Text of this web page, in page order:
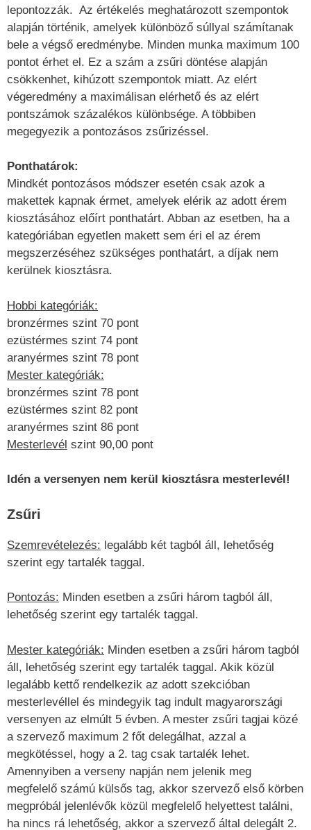
lepontozzák. Az értékelés meghatározott szempontok
alapján történik, amelyek különböző súllyal számítanak
bele a végső eredménybe. Minden munka maximum 100
pontot érhet el. Ez a szám a zsűri döntése alapján
csökkenhet, kihúzott szempontok miatt. Az elért
végeredmény a maximálisan elérhető és az elért
pontszámok százalékos különbsége. A többiben
megegyezik a pontozásos zsűrizéssel.
Ponthatárok:
Mindkét pontozásos módszer esetén csak azok a
makettek kapnak érmet, amelyek elérik az adott érem
kiosztásához előírt ponthatárt. Abban az esetben, ha a
kategóriában egyetlen makett sem éri el az érem
megszerzéséhez szükséges ponthatárt, a díjak nem
kerülnek kiosztásra.
Hobbi kategóriák:
bronzérmes szint 70 pont
ezüstérmes szint 74 pont
aranyérmes szint 78 pont
Mester kategóriák:
bronzérmes szint 78 pont
ezüstérmes szint 82 pont
aranyérmes szint 86 pont
Mesterlevél szint 90,00 pont
Idén a versenyen nem kerül kiosztásra mesterlevél!
Zsűri
Szemrevételezés: legalább két tagból áll, lehetőség
szerint egy tartalék taggal.
Pontozás: Minden esetben a zsűri három tagból áll,
lehetőség szerint egy tartalék taggal.
Mester kategóriák: Minden esetben a zsűri három tagból
áll, lehetőség szerint egy tartalék taggal. Akik közül
legalább kettő rendelkezik az adott szekcióban
mesterlevéllel és mindegyik tag indult magyarországi
versenyen az elmúlt 5 évben. A mester zsűri tagjai közé
a szervező maximum 2 főt delegálhat, azzal a
megkötéssel, hogy a 2. tag csak tartalék lehet.
Amennyiben a verseny napján nem jelenik meg
megfelelő számú külsős tag, akkor szervező első körben
megpróbál jelenlévők közül megfelelő helyettest találni,
ha nincs rá lehetőség, akkor a szervező által delegált 2.